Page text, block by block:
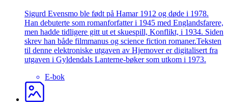
Sigurd Evensmo ble født på Hamar 1912 og døde i 1978.
Han debuterte som romanforfatter i 1945 med Englandsfarere,
men hadde tidligere gitt ut et skuespill, Konflikt, i 1934. Siden
skrev han både filmmanus og science fiction romaner.Teksten
til denne elektroniske utgaven av Hjemover er digitalisert fra
utgaven i Gyldendals Lanterne-bøker som utkom i 1973.
E-bok